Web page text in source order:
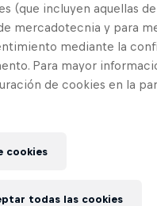
(que incluyen aquellas de
mercadotecnia y para
mediante la
Para mayor
de cookies en la
cookies
todas las cookies